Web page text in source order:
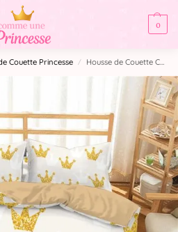
0
Couette Princesse / Housse de Couette Couronne